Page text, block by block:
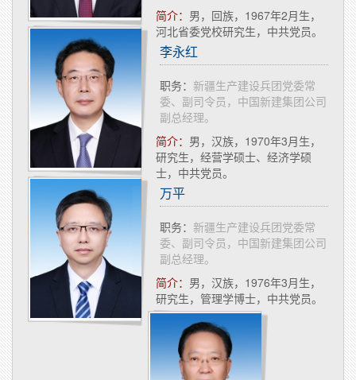
简介： 男，回族，1967年2月生，
河北省委党校研究生，中共党员。
李永红
职务： 新疆生产建设兵团党委常
委、副司令员，中国新建集团公司
副总经理。
简介： ​男，汉族，1970年3月生，
研究生，经营学硕士、经济学硕
士，中共党员。
万平
职务： 新疆生产建设兵团党委常
委、副司令员，中国新建集团公司
副总经理。
简介： 男，汉族，1976年3月生，
研究生，管理学博士，中共党员。